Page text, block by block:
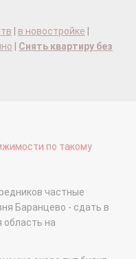
в новостройке
Снять квартиру без
по такому
частные
Баранцево - сдать в
на